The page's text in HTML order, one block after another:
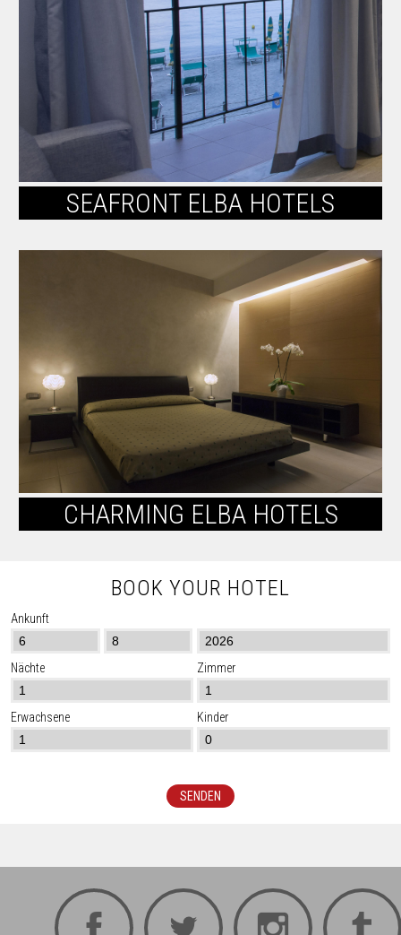
SEAFRONT ELBA HOTELS
CHARMING ELBA HOTELS
BOOK YOUR HOTEL
Ankunft
Nächte Zimmer
Erwachsene Kinder
SENDEN